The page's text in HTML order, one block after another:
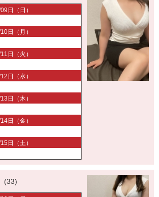
日（日）
日（月）
日（火）
日（水）
日（木）
日（金）
日（土）
(33)